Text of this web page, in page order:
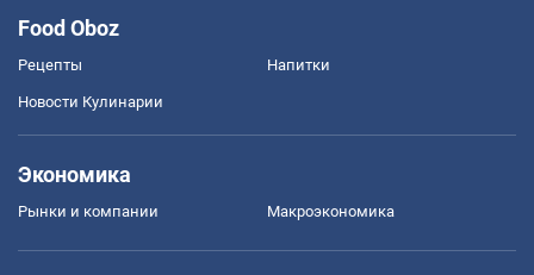
Food Oboz
Рецепты Напитки
Новости Кулинарии
Экономика
Рынки и компании Mакроэкономика